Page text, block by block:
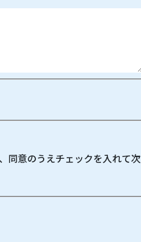
同意のうえチェックを入れて次